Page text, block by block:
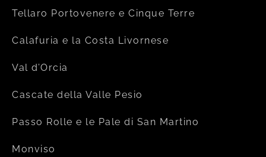
Tellaro Portovenere e Cinque Terre
Calafuria e la Costa Livornese
Val d’Orcia
Cascate della Valle Pesio
Passo Rolle e le Pale di San Martino
Monviso